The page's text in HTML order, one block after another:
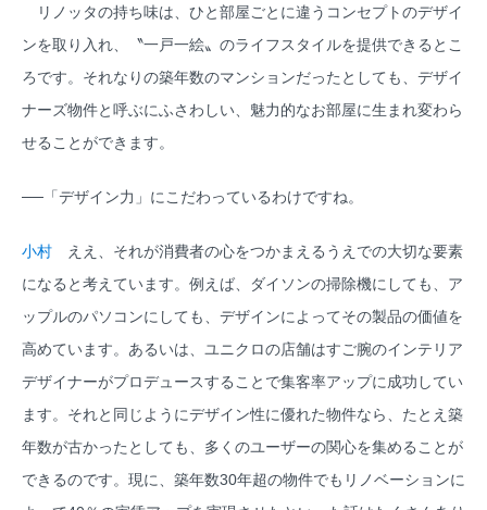
リノッタの持ち味は、ひと部屋ごとに違うコンセプトのデザイ
ンを取り入れ、〝一戸一絵〟のライフスタイルを提供できるとこ
ろです。それなりの築年数のマンションだったとしても、デザイ
ナーズ物件と呼ぶにふさわしい、魅力的なお部屋に生まれ変わら
せることができます。
──「デザイン力」にこだわっているわけですね。
小村 ええ、それが消費者の心をつかまえるうえでの大切な要素
になると考えています。例えば、ダイソンの掃除機にしても、ア
ップルのパソコンにしても、デザインによってその製品の価値を
高めています。あるいは、ユニクロの店舗はすご腕のインテリア
デザイナーがプロデュースすることで集客率アップに成功してい
ます。それと同じようにデザイン性に優れた物件なら、たとえ築
年数が古かったとしても、多くのユーザーの関心を集めることが
できるのです。現に、築年数30年超の物件でもリノベーションに